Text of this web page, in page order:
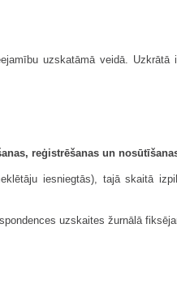
uzskatāmā veidā.
reģistrēšanas un
iesniegtās), tajā skaitā
uzskaites žurnālā